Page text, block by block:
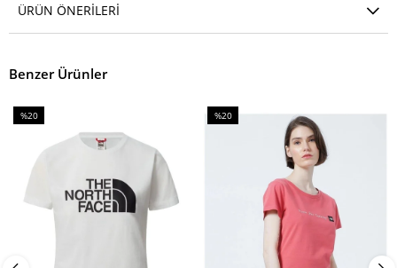
ÜRÜN ÖNERILERI
Benzer Ürünler
%20
%20İndirim
%20